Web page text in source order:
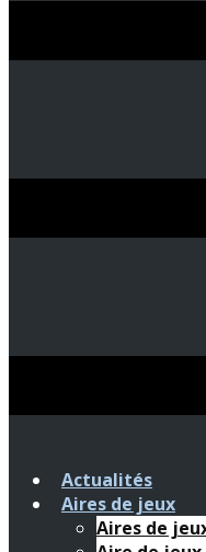
Actualités
Aires de jeux
Aires de